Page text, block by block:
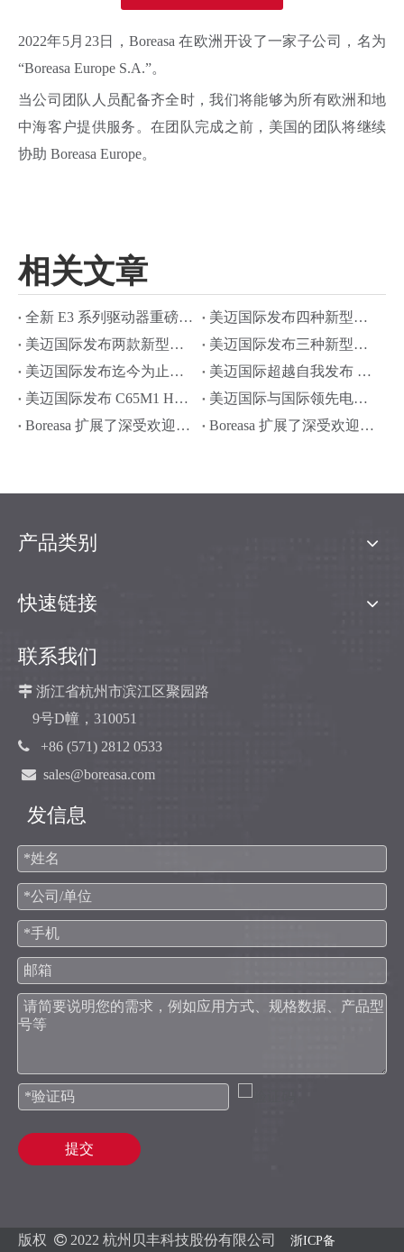
2022年5月23日，Boreasa 在欧洲开设了一家子公司，名为
“Boreasa Europe S.A.”。
当公司团队人员配备齐全时，我们将能够为所有欧洲和地
中海客户提供服务。在团队完成之前，美国的团队将继续
协助 Boreasa Europe。
相关文章
全新 E3 系列驱动器重磅发布！—— 更简集成，更强性能
美迈国际发布四种新型高性能微型离心风机
美迈国际发布两款新型驱动器
美迈国际发布三种新型高性能内置驱动微型离心风机
美迈国际发布迄今为止最高性能微型离心风机
美迈国际超越自我发布 C75H2 微型离心风机
美迈国际发布 C65M1 HP 风机
美迈国际与国际领先电机厂商合作推出 C65P1 风机
Boreasa 扩展了深受欢迎的插针式驱动器系列
Boreasa 扩展了深受欢迎的 E1 系列驱动器
产品类别
快速链接
联系我们
 浙江省杭州市滨江区聚园路
9号D幢，310051
 +86 (571) 2812 0533
 sales@boreasa.com
发信息
提交
版权  2022 杭州贝丰科技股份有限公司 浙ICP备